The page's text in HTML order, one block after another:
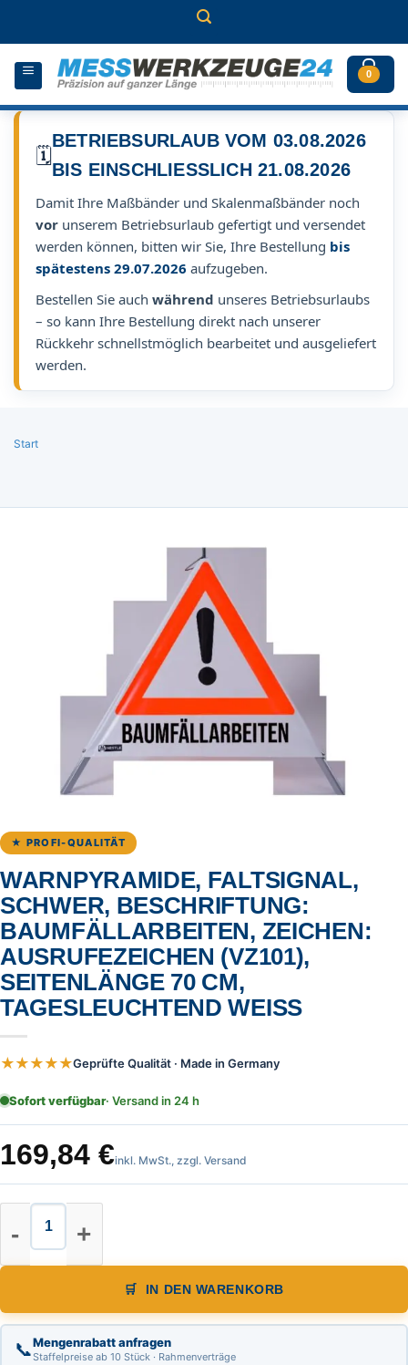
0
🗓️
BETRIEBSURLAUB VOM 03.08.2026
BIS EINSCHLIESSLICH 21.08.2026
Damit Ihre Maßbänder und Skalenmaßbänder noch
vor unserem Betriebsurlaub gefertigt und versendet
werden können, bitten wir Sie, Ihre Bestellung bis
spätestens 29.07.2026 aufzugeben.
Bestellen Sie auch während unseres Betriebsurlaubs
– so kann Ihre Bestellung direkt nach unserer
Rückkehr schnellstmöglich bearbeitet und ausgeliefert
werden.
Start
★ PROFI-QUALITÄT
WARNPYRAMIDE, FALTSIGNAL,
SCHWER, BESCHRIFTUNG:
BAUMFÄLLARBEITEN, ZEICHEN:
AUSRUFEZEICHEN (VZ101),
SEITENLÄNGE 70 CM,
TAGESLEUCHTEND WEISS
★★★★★Geprüfte Qualität · Made in Germany
Sofort verfügbar· Versand in 24 h
169,84 €inkl. MwSt., zzgl. Versand
Warnpyramide, Faltsignal,
IN DEN WARENKORB
📞Mengenrabatt anfragen
Staffelpreise ab 10 Stück · Rahmenverträge